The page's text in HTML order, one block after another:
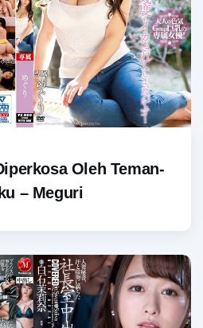
Oleh Teman-
– Meguri